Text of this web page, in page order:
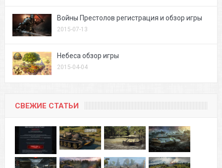
Войны Престолов регистрация и обзор игры
2015-07-13
Небеса обзор игры
2015-04-04
СВЕЖИЕ СТАТЬИ